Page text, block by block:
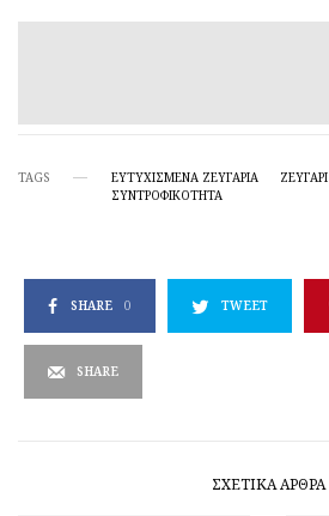
TAGS ΕΥΤΥΧΙΣΜΈΝΑ ΖΕΥΓΆΡΙΑ ΖΕΥΓΑΡΙ
ΣΥΝΤΡΟΦΙΚΌΤΗΤΑ
SHARE 0 TWEET
SHARE
ΣΧΕΤΙΚΆ ΆΡΘΡΑ